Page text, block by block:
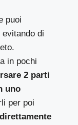
puoi
di
in pochi
2 parti
uno
per poi